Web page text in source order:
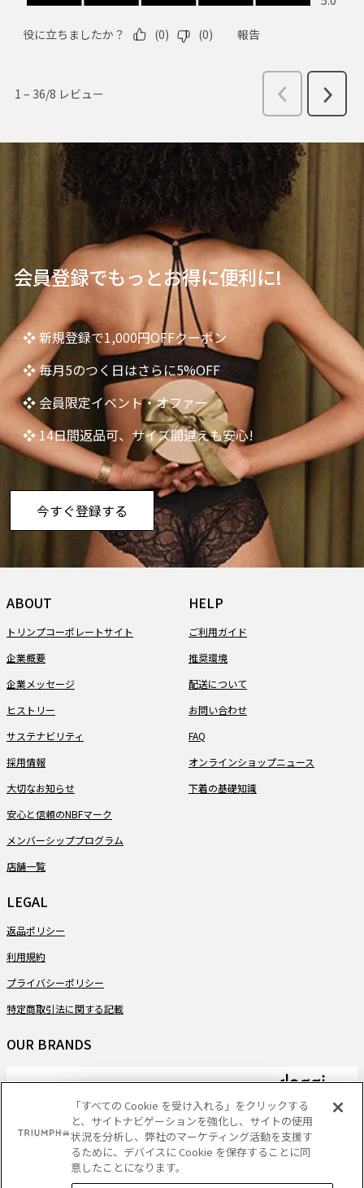
会員登録でもっとお得に便利に!
❖ 新規登録で1,000円OFFクーポン
❖ 毎月5のつく日はさらに5%OFF
❖ 会員限定イベント・オファー
❖ 14日間返品可、サイズ間違えも安心!
今すぐ登録する
ABOUT
トリンプコーポレートサイト
企業概要
企業メッセージ
ヒストリー
サステナビリティ
採用情報
大切なお知らせ
安心と信頼のNBFマーク
メンバーシッププログラム
店舗一覧
HELP
ご利用ガイド
推奨環境
配送について
お問い合わせ
FAQ
オンラインショップニュース
下着の基礎知識
LEGAL
返品ポリシー
利用規約
プライバシーポリシー
特定商取引法に関する記載
OUR BRANDS
PAYMENT
「すべての Cookie を受け入れる」をクリックする
と、サイトナビゲーションを強化し、サイトの使用
状況を分析し、弊社のマーケティング活動を支援す
るために、デバイスに Cookie を保存することに同
意したことになります。